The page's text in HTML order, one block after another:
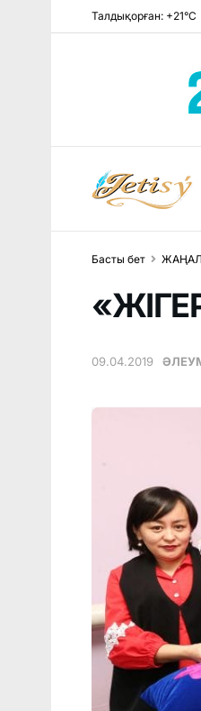
Талдықорған: +21°C
Басты бет
09.04.2019